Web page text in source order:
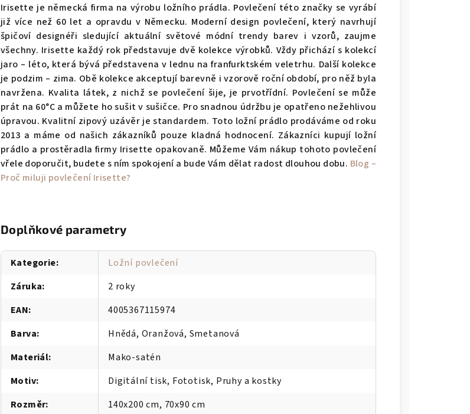
Irisette je německá firma na výrobu ložního prádla. Povlečení této značky se vyrábí
již více než 60 let a opravdu v Německu. Moderní design povlečení, který navrhují
špičoví designéři sledující aktuální světové módní trendy barev i vzorů, zaujme
všechny. Irisette každý rok představuje dvě kolekce výrobků. Vždy přichází s kolekcí
jaro – léto, která bývá představena v lednu na franfurktském veletrhu. Další kolekce
je podzim – zima. Obě kolekce akceptují barevně i vzorově roční období, pro něž byla
navržena. Kvalita látek, z nichž se povlečení šije, je prvotřídní. Povlečení se může
prát na 60°C a můžete ho sušit v sušičce. Pro snadnou údržbu je opatřeno nežehlivou
úpravou. Kvalitní zipový uzávěr je standardem. Toto ložní prádlo prodáváme od roku
2013 a máme od našich zákazníků pouze kladná hodnocení. Zákazníci kupují ložní
prádlo a prostěradla firmy Irisette opakovaně. Můžeme Vám nákup tohoto povlečení
vřele doporučit, budete s ním spokojení a bude Vám dělat radost dlouhou dobu. Blog –
Proč miluji povlečení Irisette?
Doplňkové parametry
Kategorie:
Ložní povlečení
Záruka:
2 roky
EAN:
4005367115974
Barva:
Hnědá, Oranžová, Smetanová
Materiál:
Mako-satén
Motiv:
Digitální tisk, Fototisk, Pruhy a kostky
Rozměr:
140x200 cm, 70x90 cm